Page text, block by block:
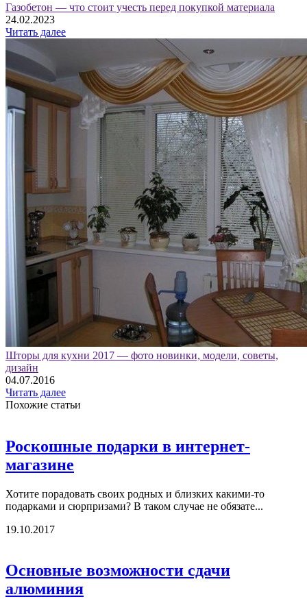
Газобетон — что стоит учесть перед покупкой материала
24.02.2023
Читать далее
Шторы для кухни 2017 — фото новинки, модели, советы,
дизайн
04.07.2016
Читать далее
Похожие статьи
Роскошные подарки в интернет-
магазине
Хотите порадовать своих родных и близких какими-то
подарками и сюрпризами? В таком случае не обязате...
19.10.2017
Основные возможности сдачи
алюминия